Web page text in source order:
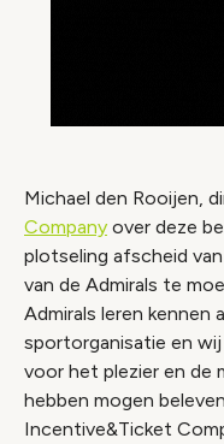
Michael den Rooijen,
Company over deze
plotseling afscheid
van de Admirals te
Admirals leren kennen
sportorganisatie en wij
voor het plezier en de
hebben mogen
Incentive&Ticket